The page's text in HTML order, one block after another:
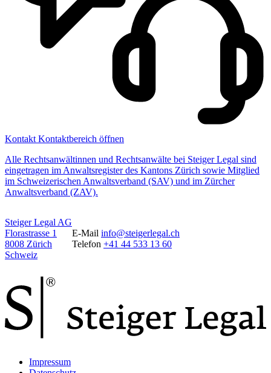
Kontakt Kontaktbereich öffnen
Alle Rechtsanwältinnen und Rechtsanwälte bei Steiger Legal sind
eingetragen im Anwaltsregister des Kantons Zürich sowie Mitglied
im Schweizerischen Anwaltsverband (SAV) und im Zürcher
Anwaltsverband (ZAV).
Steiger Legal AG
Florastrasse 1
8008 Zürich
Schweiz
E-Mail info@steigerlegal.ch
Telefon +41 44 533 13 60
Impressum